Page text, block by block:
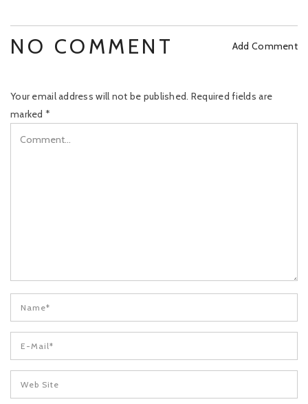
NO COMMENT Add Comment
Your email address will not be published. Required fields are
marked *